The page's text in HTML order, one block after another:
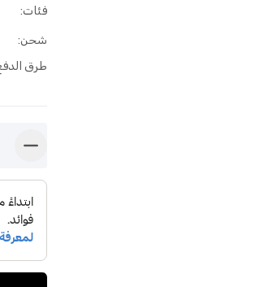
فئات:
شحن:
طرق